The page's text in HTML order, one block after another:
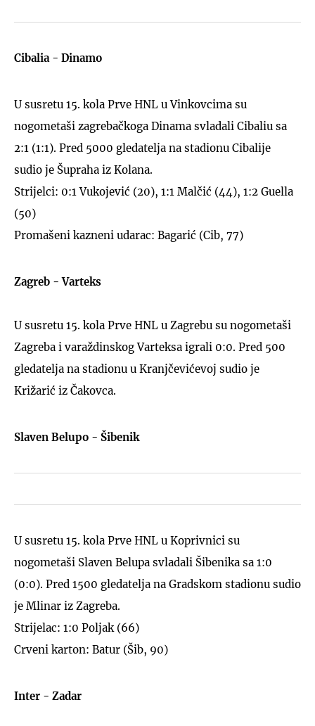
Cibalia - Dinamo
U susretu 15. kola Prve HNL u Vinkovcima su
nogometaši zagrebačkoga Dinama svladali Cibaliu sa
2:1 (1:1). Pred 5000 gledatelja na stadionu Cibalije
sudio je Šupraha iz Kolana.
Strijelci: 0:1 Vukojević (20), 1:1 Malčić (44), 1:2 Guella
(50)
Promašeni kazneni udarac: Bagarić (Cib, 77)
Zagreb - Varteks
U susretu 15. kola Prve HNL u Zagrebu su nogometaši
Zagreba i varaždinskog Varteksa igrali 0:0. Pred 500
gledatelja na stadionu u Kranjčevićevoj sudio je
Križarić iz Čakovca.
Slaven Belupo - Šibenik
U susretu 15. kola Prve HNL u Koprivnici su
nogometaši Slaven Belupa svladali Šibenika sa 1:0
(0:0). Pred 1500 gledatelja na Gradskom stadionu sudio
je Mlinar iz Zagreba.
Strijelac: 1:0 Poljak (66)
Crveni karton: Batur (Šib, 90)
Inter - Zadar